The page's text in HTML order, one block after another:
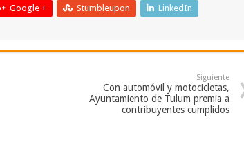
Google + Stumbleupon
LinkedIn
Siguiente
Con automóvil y motocicletas,
Ayuntamiento de Tulum premia a
contribuyentes cumplidos